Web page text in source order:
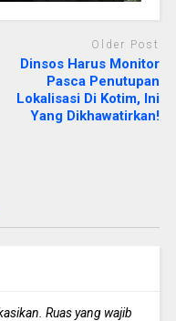
Older Post
Dinsos Harus Monitor
Pasca Penutupan
Lokalisasi Di Kotim, Ini
Yang Dikhawatirkan!
Ruas yang wajib